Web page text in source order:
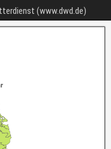
(www.dwd.de)